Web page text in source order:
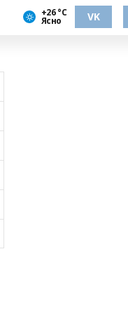
+26 °С
Ясно VK